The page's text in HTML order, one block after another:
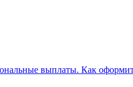
выплаты. Как